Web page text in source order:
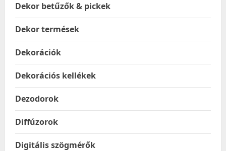
Dekor betűzők & pickek
Dekor termések
Dekorációk
Dekorációs kellékek
Dezodorok
Diffúzorok
Digitális szögmérők